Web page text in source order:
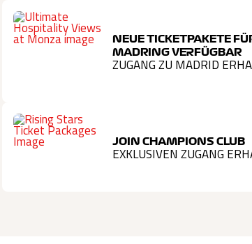
NEUE TICKETPAKETE
MADRING VERFÜGBAR
ZUGANG ZU MADRID
JOIN CHAMPIONS CLUB
EXKLUSIVEN ZUGANG